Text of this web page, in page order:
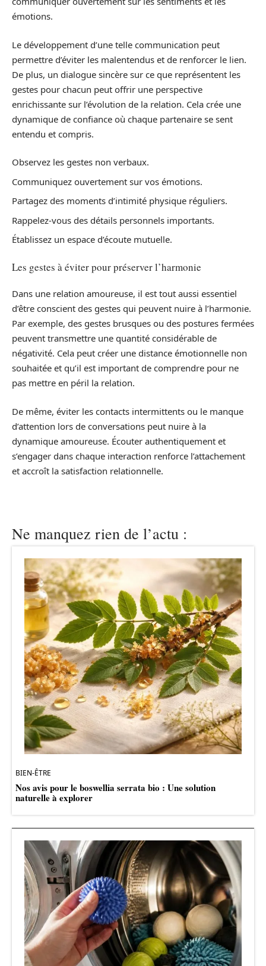
émotions.
Le développement d’une telle communication peut
permettre d’éviter les malentendus et de renforcer le lien.
De plus, un dialogue sincère sur ce que représentent les
gestes pour chacun peut offrir une perspective
enrichissante sur l’évolution de la relation. Cela crée une
dynamique de confiance où chaque partenaire se sent
entendu et compris.
Observez les gestes non verbaux.
Communiquez ouvertement sur vos émotions.
Partagez des moments d’intimité physique réguliers.
Rappelez-vous des détails personnels importants.
Établissez un espace d’écoute mutuelle.
Les gestes à éviter pour préserver l’harmonie
Dans une relation amoureuse, il est tout aussi essentiel
d’être conscient des gestes qui peuvent nuire à l’harmonie.
Par exemple, des gestes brusques ou des postures fermées
peuvent transmettre une quantité considérable de
négativité. Cela peut créer une distance émotionnelle non
souhaitée et qu’il est important de comprendre pour ne
pas mettre en péril la relation.
De même, éviter les contacts intermittents ou le manque
d’attention lors de conversations peut nuire à la
dynamique amoureuse. Écouter authentiquement et
s’engager dans chaque interaction renforce l’attachement
et accroît la satisfaction relationnelle.
Ne manquez rien de l’actu :
BIEN-ÊTRE
Nos avis pour le boswellia serrata bio : Une solution
naturelle à explorer